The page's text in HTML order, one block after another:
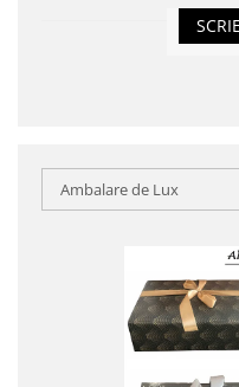
Ambalare de Lux